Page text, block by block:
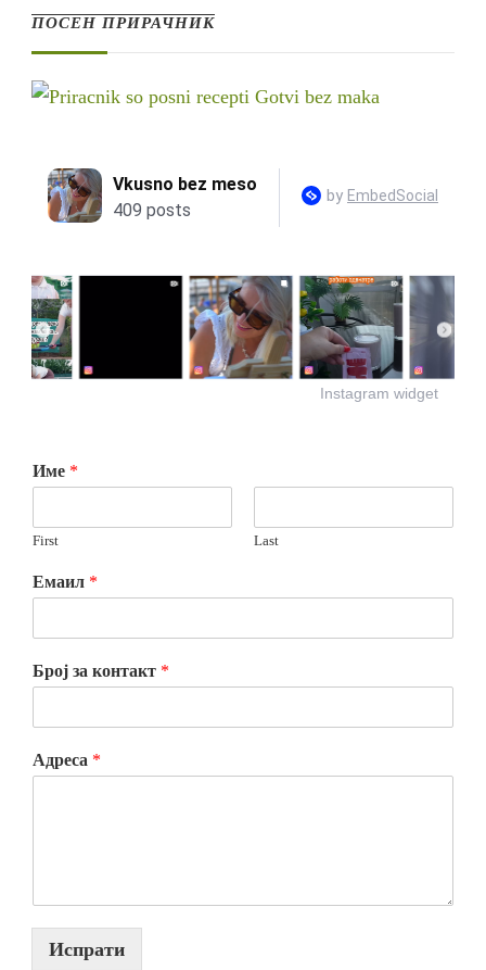
ПОСЕН ПРИРАЧНИК
Instagram widget
Име *
First Last
Емаил *
Број за контакт *
Адреса *
Испрати